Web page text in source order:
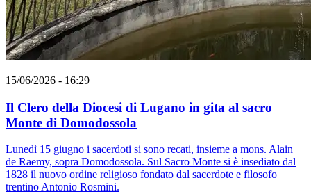
15/06/2026 - 16:29
Il Clero della Diocesi di Lugano in gita al sacro
Monte di Domodossola
Lunedì 15 giugno i sacerdoti si sono recati, insieme a mons. Alain
de Raemy, sopra Domodossola. Sul Sacro Monte si è insediato dal
1828 il nuovo ordine religioso fondato dal sacerdote e filosofo
trentino Antonio Rosmini.